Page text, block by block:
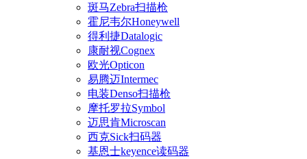
斑马Zebra扫描枪
霍尼韦尔Honeywell
得利捷Datalogic
康耐视Cognex
欧光Opticon
易腾迈Intermec
电装Denso扫描枪
摩托罗拉Symbol
迈思肯Microscan
西克Sick扫码器
基恩士keyence读码器